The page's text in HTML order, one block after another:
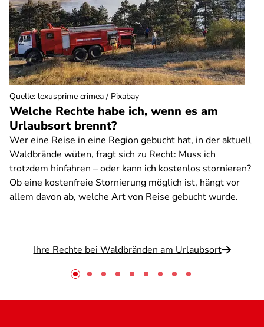
Welche Rechte habe ich, wenn es am
Urlaubsort brennt?
Wer eine Reise in eine Region gebucht hat, in der aktuell
Waldbrände wüten, fragt sich zu Recht: Muss ich
trotzdem hinfahren – oder kann ich kostenlos stornieren?
Ob eine kostenfreie Stornierung möglich ist, hängt vor
allem davon ab, welche Art von Reise gebucht wurde.
Ihre Rechte bei Waldbränden am Urlaubsort
Quelle: lexusprime crimea / Pixabay